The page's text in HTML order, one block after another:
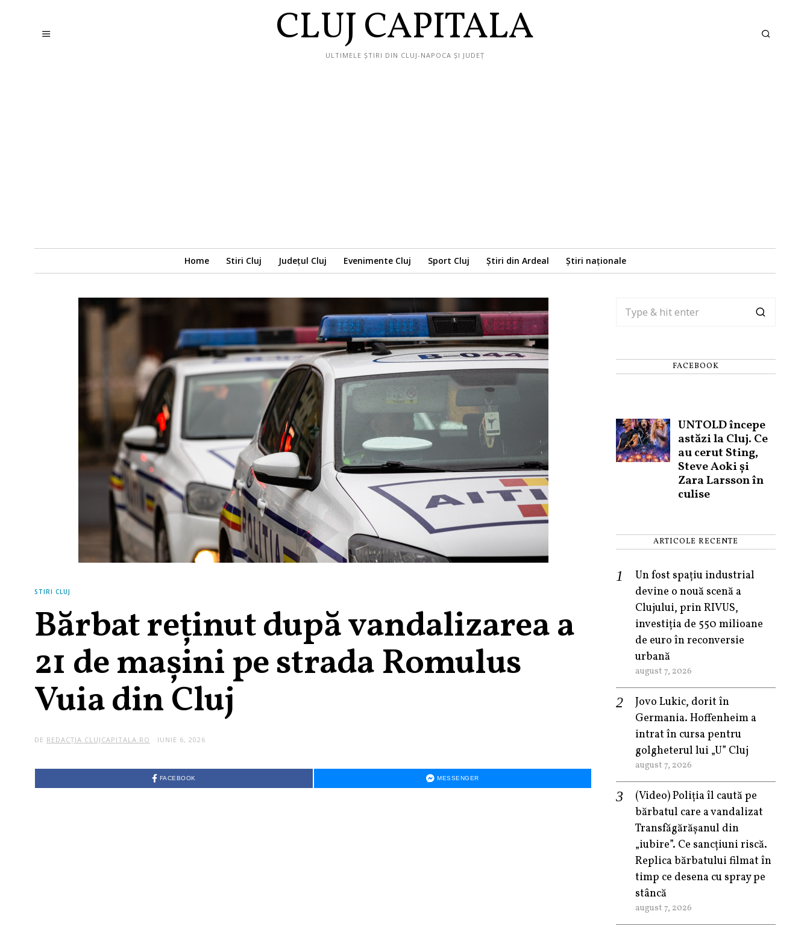
CLUJ CAPITALA
ULTIMELE ȘTIRI DIN CLUJ-NAPOCA ȘI JUDEȚ
Home Stiri Cluj Județul Cluj Evenimente Cluj Sport Cluj Știri din Ardeal Știri naționale
STIRI CLUJ
Bărbat reținut după vandalizarea a
21 de mașini pe strada Romulus
Vuia din Cluj
DE REDACȚIA CLUJCAPITALA.RO IUNIE 6, 2026
FACEBOOK MESSENGER
FACEBOOK
UNTOLD începe
astăzi la Cluj. Ce
au cerut Sting,
Steve Aoki și
Zara Larsson în
culise
ARTICOLE RECENTE
Un fost spațiu industrial
devine o nouă scenă a
Clujului, prin RIVUS,
investiția de 550 milioane
de euro în reconversie
urbană
august 7, 2026
Jovo Lukic, dorit în
Germania. Hoffenheim a
intrat în cursa pentru
golgheterul lui „U” Cluj
august 7, 2026
(Video) Poliția îl caută pe
bărbatul care a vandalizat
Transfăgărășanul din
„iubire”. Ce sancțiuni riscă.
Replica bărbatului filmat în
timp ce desena cu spray pe
stâncă
august 7, 2026